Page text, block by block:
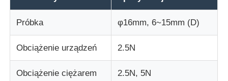
Maszyna do testowania udarności
maszyna do badania ścierania
Próbka φ16mm, 6~15mm (D)
Obciążenie urządzeń 2.5N
Obciążenie ciężarem 2.5N, 5N